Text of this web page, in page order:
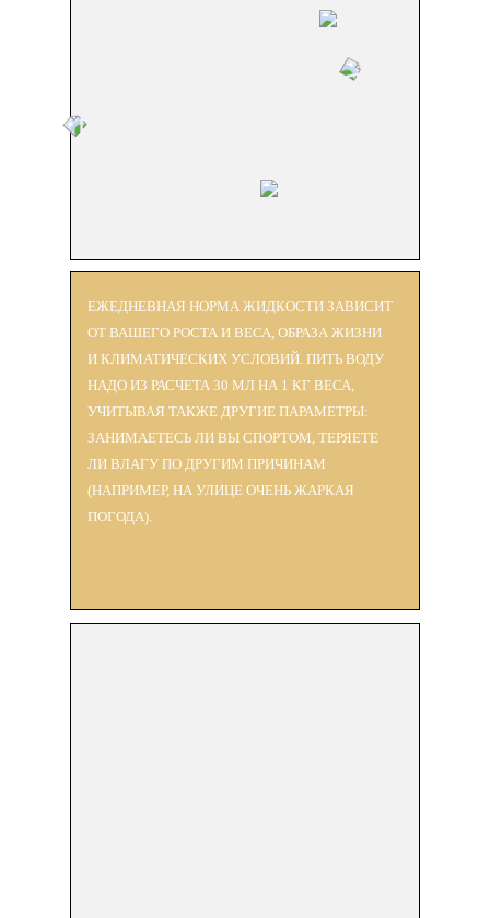
ЕЖЕДНЕВНАЯ НОРМА ЖИДКОСТИ ЗАВИСИТ
ОТ ВАШЕГО РОСТА И ВЕСА, ОБРАЗА ЖИЗНИ
И КЛИМАТИЧЕСКИХ УСЛОВИЙ. ПИТЬ ВОДУ
НАДО ИЗ РАСЧЕТА 30 МЛ НА 1 КГ ВЕСА,
УЧИТЫВАЯ ТАКЖЕ ДРУГИЕ ПАРАМЕТРЫ:
ЗАНИМАЕТЕСЬ ЛИ ВЫ СПОРТОМ, ТЕРЯЕТЕ
ЛИ ВЛАГУ ПО ДРУГИМ ПРИЧИНАМ
(НАПРИМЕР, НА УЛИЦЕ ОЧЕНЬ ЖАРКАЯ
ПОГОДА).